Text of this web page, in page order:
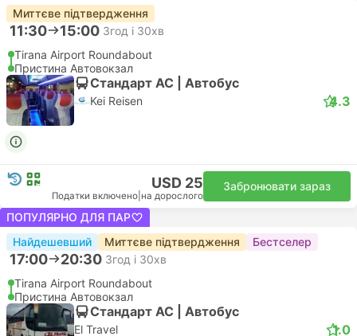
Миттєве підтвердження
11:30 15:00 3год і 30хв
Tirana Airport Roundabout
Пристина Автовокзал
Стандарт АС | Автобус
Kei Reisen 4.3
USD 25
Податки включено на дорослого
Забронювати зараз
ПОПУЛЯРНО ДЛЯ ПАР
Найдешевший
Миттєве підтвердження Бестселер
17:00 20:30 3год і 30хв
Tirana Airport Roundabout
Пристина Автовокзал
Стандарт АС | Автобус
El Travel 1.0